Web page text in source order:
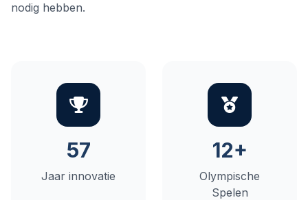
nodig hebben.
57
Jaar innovatie
12+
Olympische
Spelen